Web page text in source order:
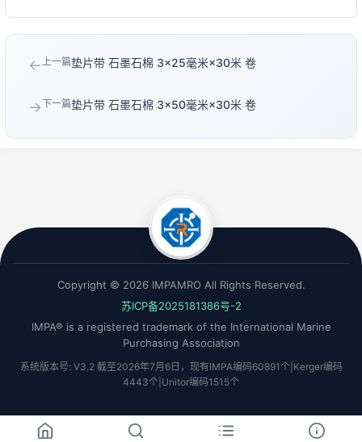
←上一篇垫片带 石墨石棉 3×25毫米×30米 卷
→下一篇垫片带 石墨石棉 3×50毫米×30米 卷
Copyright © 2026 IMPAMRO All Rights Reserved.
苏ICP备2025181386号-2
IMPA® is a registered trademark of the International Marine
Purchasing Association
系统版本号: V3.2 截至2026年7月6日，现有IMPA编码60891个|Kerger编码
4443个|Unitor编码1515个